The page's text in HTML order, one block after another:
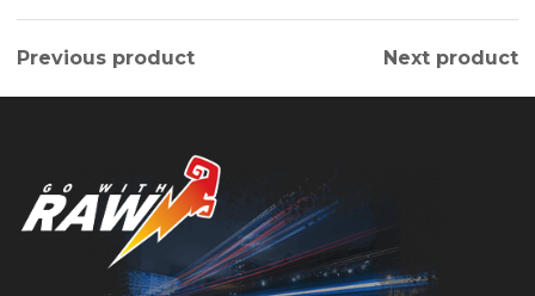
Previous product Next product